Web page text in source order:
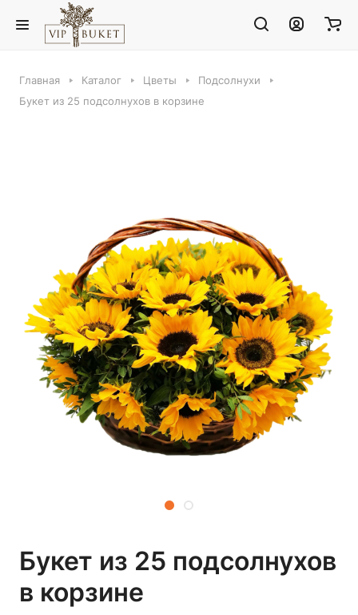
Главная Каталог Цветы
Подсолнухи
Букет из 25 подсолнухов в корзине
Букет из 25 подсолнухов
в корзине